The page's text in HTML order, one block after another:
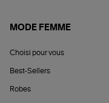
MODE FEMME
Choisi pour vous
Best-Sellers
Robes